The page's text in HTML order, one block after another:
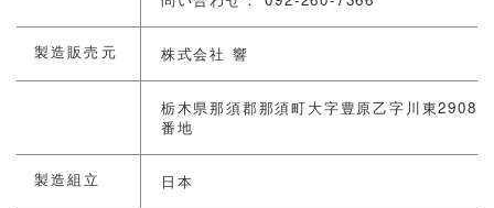
製造販売元 株式会社 響
栃木県那須郡那須町大字豊原乙字川東2908
番地
製造組立 日本